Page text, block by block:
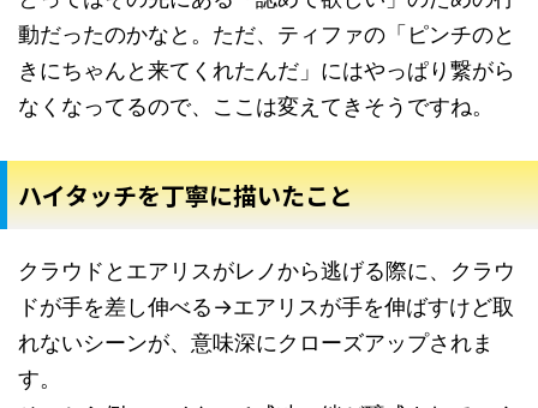
動だったのかなと。ただ、ティファの「ピンチのと
きにちゃんと来てくれたんだ」にはやっぱり繋がら
なくなってるので、ここは変えてきそうですね。
ハイタッチを丁寧に描いたこと
クラウドとエアリスがレノから逃げる際に、クラウ
ドが手を差し伸べる→エアリスが手を伸ばすけど取
れないシーンが、意味深にクローズアップされま
す。